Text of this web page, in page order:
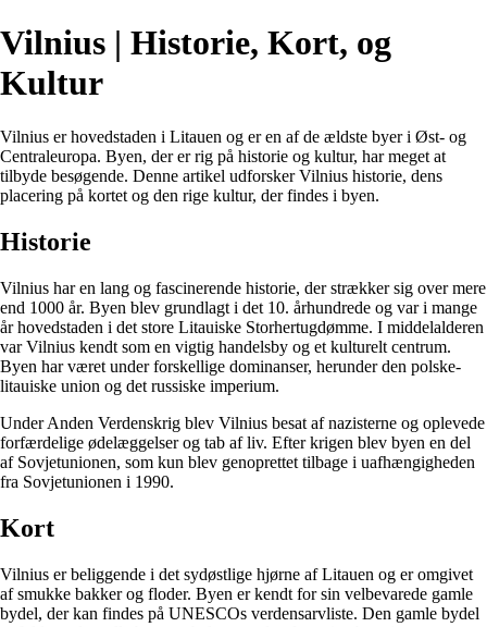
Vilnius | Historie, Kort, og
Kultur
Vilnius er hovedstaden i Litauen og er en af de ældste byer i Øst- og
Centraleuropa. Byen, der er rig på historie og kultur, har meget at
tilbyde besøgende. Denne artikel udforsker Vilnius historie, dens
placering på kortet og den rige kultur, der findes i byen.
Historie
Vilnius har en lang og fascinerende historie, der strækker sig over mere
end 1000 år. Byen blev grundlagt i det 10. århundrede og var i mange
år hovedstaden i det store Litauiske Storhertugdømme. I middelalderen
var Vilnius kendt som en vigtig handelsby og et kulturelt centrum.
Byen har været under forskellige dominanser, herunder den polske-
litauiske union og det russiske imperium.
Under Anden Verdenskrig blev Vilnius besat af nazisterne og oplevede
forfærdelige ødelæggelser og tab af liv. Efter krigen blev byen en del
af Sovjetunionen, som kun blev genoprettet tilbage i uafhængigheden
fra Sovjetunionen i 1990.
Kort
Vilnius er beliggende i det sydøstlige hjørne af Litauen og er omgivet
af smukke bakker og floder. Byen er kendt for sin velbevarede gamle
bydel, der kan findes på UNESCOs verdensarvliste. Den gamle bydel